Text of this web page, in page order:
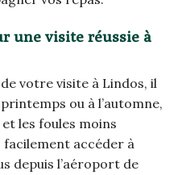
une visite réussie à
votre visite à Lindos, il
ou à l’automne,
les foules moins
facilement accéder à
depuis l’aéroport de